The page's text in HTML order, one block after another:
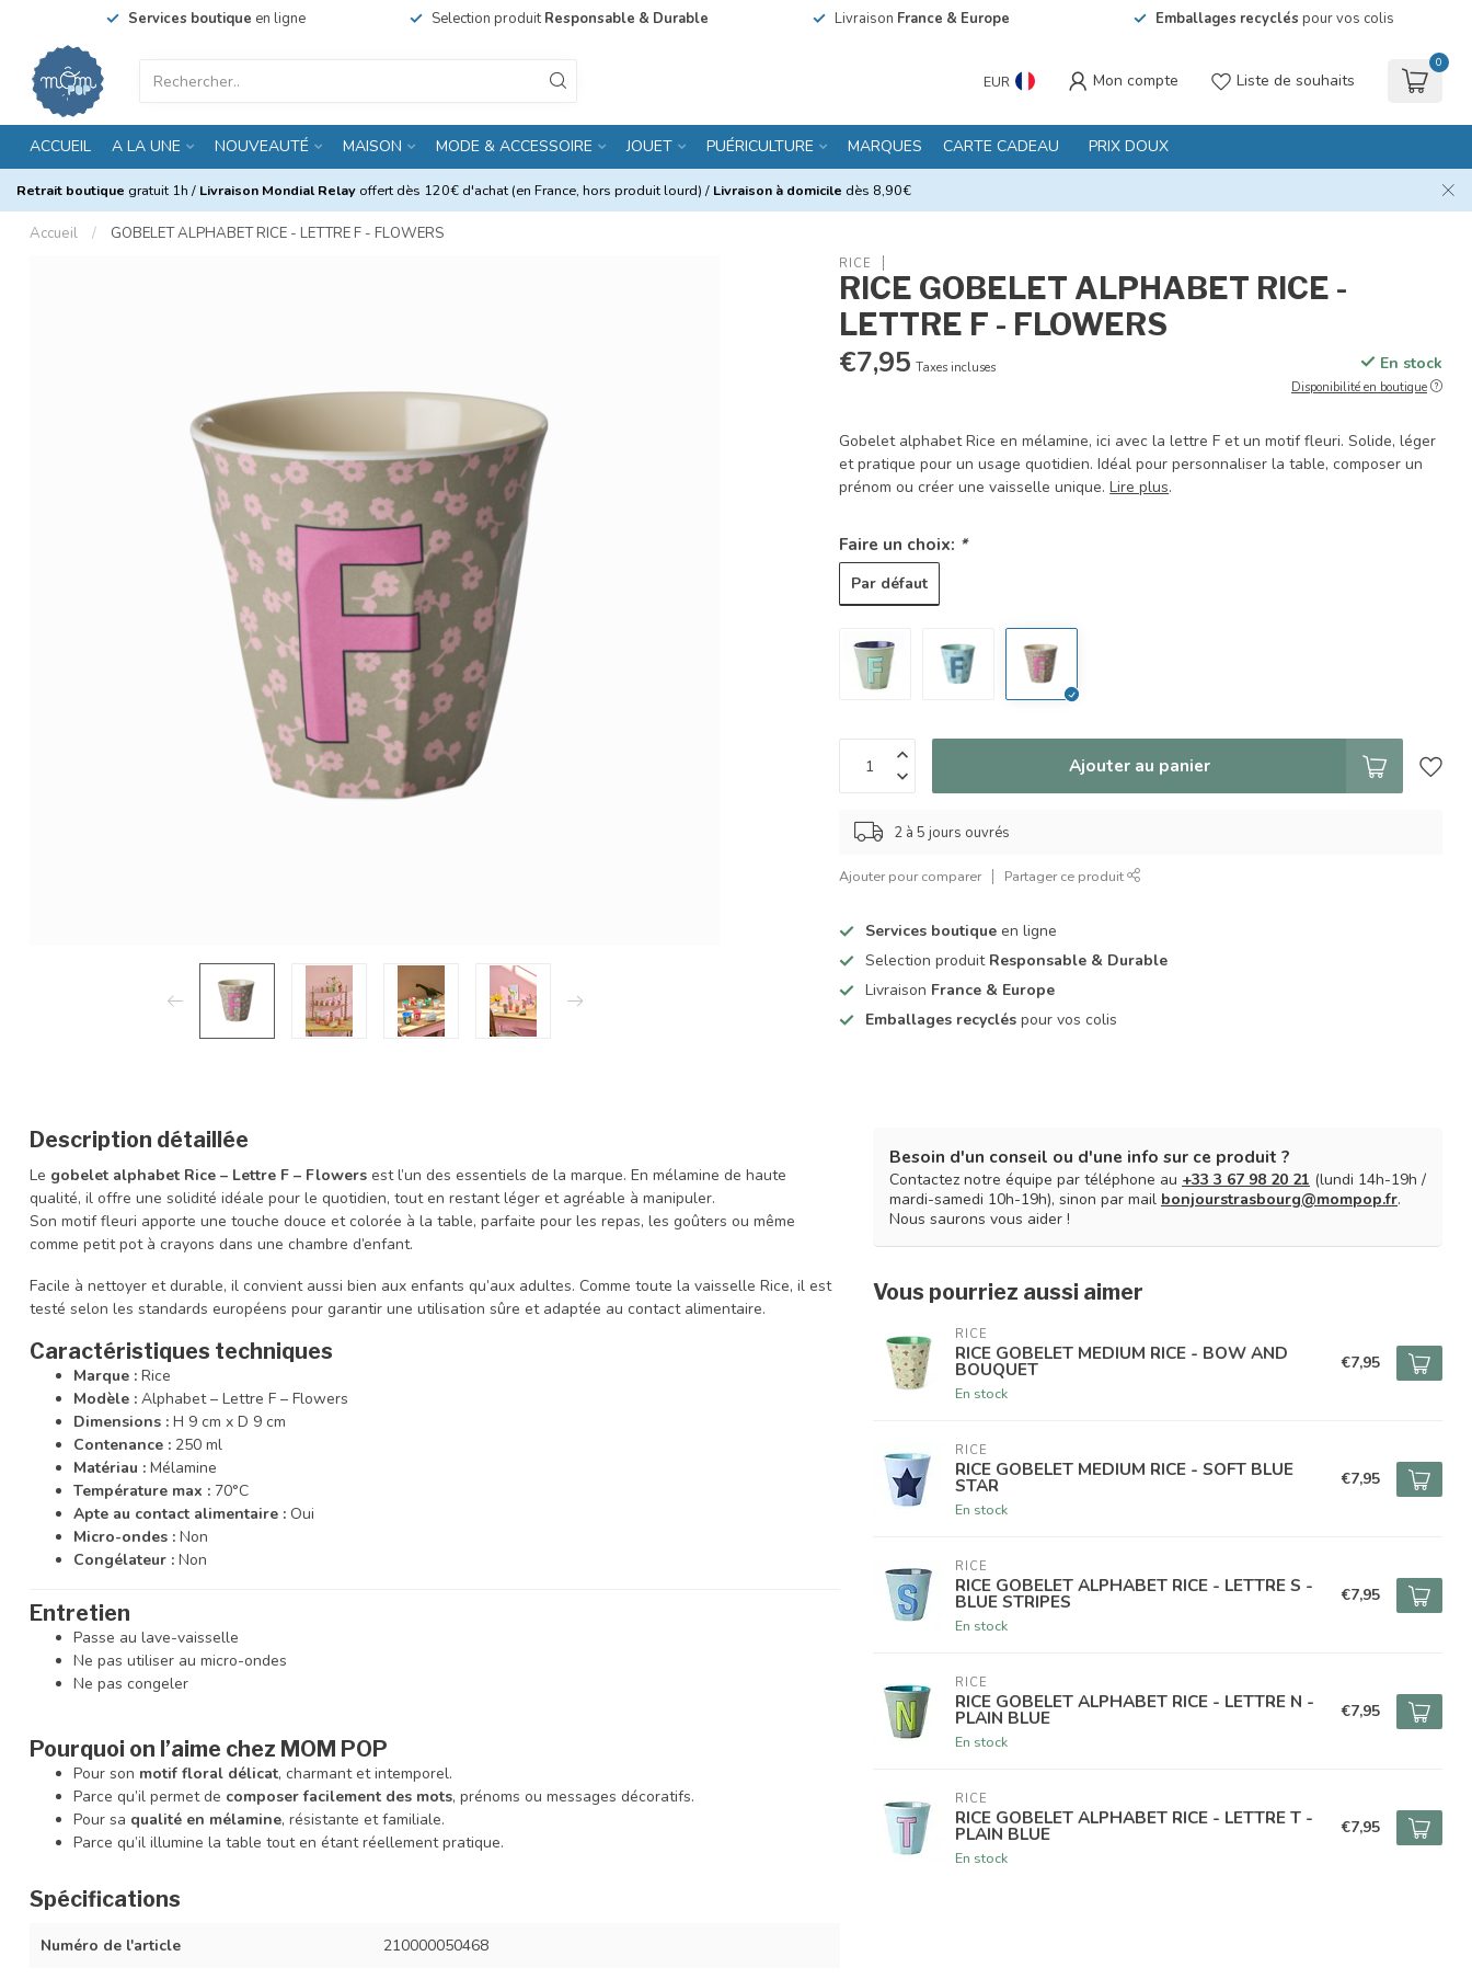
Services boutique en ligne Selection produitResponsable & Durable Livraison France & Europe Emballages recyclés pour vos colis
EUR Mon compte Liste de souhaits
0
ACCUEIL A LA UNE NOUVEAUTÉ MAISON MODE & ACCESSOIRE JOUET PUÉRICULTURE MARQUES CARTE CADEAU PRIX DOUX
Retrait boutique gratuit 1h / Livraison Mondial Relay offert dès 120€ d'achat (en France, hors produit lourd) / Livraison à domicile dès 8,90€
Accueil / GOBELET ALPHABET RICE - LETTRE F - FLOWERS
RICE
RICE GOBELET ALPHABET RICE -
LETTRE F - FLOWERS
€7,95 Taxes incluses En stock
Disponibilité en boutique
Gobelet alphabet Rice en mélamine, ici avec la lettre F et un motif fleuri. Solide, léger
et pratique pour un usage quotidien. Idéal pour personnaliser la table, composer un
prénom ou créer une vaisselle unique.Lire plus.
Faire un choix: *
Par défaut
Ajouter au panier
2 à 5 jours ouvrés
Ajouter pour comparer Partager ce produit
Services boutique en ligne
Selection produit Responsable & Durable
Livraison France & Europe
Emballages recyclés pour vos colis
Description détaillée
Le gobelet alphabet Rice – Lettre F – Flowers est l’un des essentiels de la marque. En mélamine de haute
qualité, il offre une solidité idéale pour le quotidien, tout en restant léger et agréable à manipuler.
Son motif fleuri apporte une touche douce et colorée à la table, parfaite pour les repas, les goûters ou même
comme petit pot à crayons dans une chambre d’enfant.
Facile à nettoyer et durable, il convient aussi bien aux enfants qu’aux adultes. Comme toute la vaisselle Rice, il est
testé selon les standards européens pour garantir une utilisation sûre et adaptée au contact alimentaire.
Caractéristiques techniques
Marque : Rice
Modèle : Alphabet – Lettre F – Flowers
Dimensions : H 9 cm x D 9 cm
Contenance : 250 ml
Matériau : Mélamine
Température max : 70°C
Apte au contact alimentaire : Oui
Micro-ondes : Non
Congélateur : Non
Entretien
Passe au lave-vaisselle
Ne pas utiliser au micro-ondes
Ne pas congeler
Pourquoi on l’aime chez MOM POP
Pour son motif floral délicat, charmant et intemporel.
Parce qu’il permet de composer facilement des mots, prénoms ou messages décoratifs.
Pour sa qualité en mélamine, résistante et familiale.
Parce qu’il illumine la table tout en étant réellement pratique.
Spécifications
Numéro de l'article 210000050468
Besoin d'un conseil ou d'une info sur ce produit ?
Contactez notre équipe par téléphone au +33 3 67 98 20 21 (lundi 14h-19h /
mardi-samedi 10h-19h), sinon par mail bonjourstrasbourg@mompop.fr.
Nous saurons vous aider !
Vous pourriez aussi aimer
RICE
RICE GOBELET MEDIUM RICE - BOW AND
BOUQUET
En stock
€7,95
RICE
RICE GOBELET MEDIUM RICE - SOFT BLUE
STAR
En stock
€7,95
RICE
RICE GOBELET ALPHABET RICE - LETTRE S -
BLUE STRIPES
En stock
€7,95
RICE
RICE GOBELET ALPHABET RICE - LETTRE N -
PLAIN BLUE
En stock
€7,95
RICE
RICE GOBELET ALPHABET RICE - LETTRE T -
PLAIN BLUE
En stock
€7,95